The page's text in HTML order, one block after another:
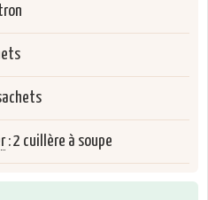
:2 cuillère à soupe